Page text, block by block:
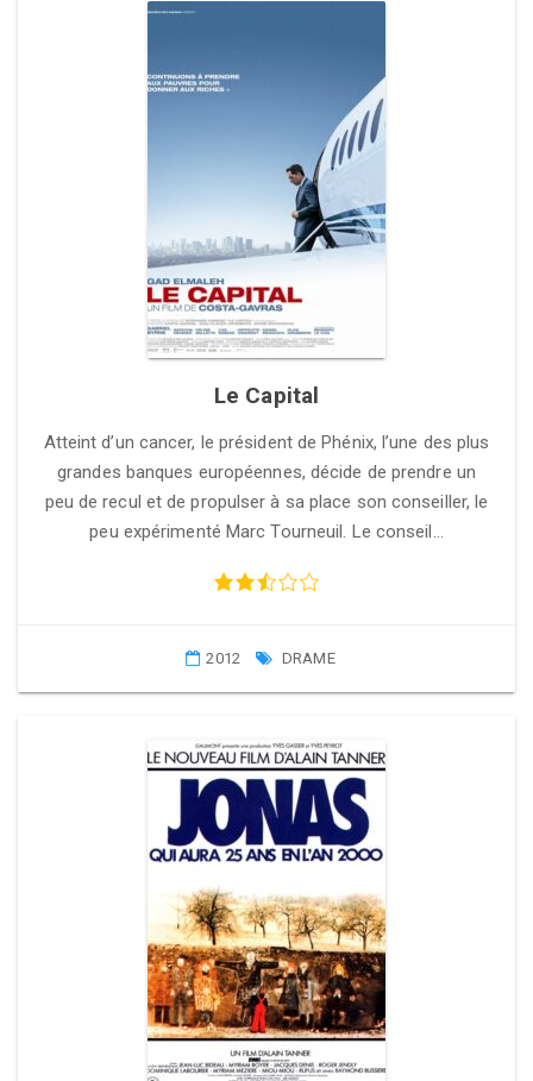
Le Capital
Atteint d’un cancer, le président de Phénix, l’une des plus
grandes banques européennes, décide de prendre un
peu de recul et de propulser à sa place son conseiller, le
peu expérimenté Marc Tourneuil. Le conseil…
2012 DRAME